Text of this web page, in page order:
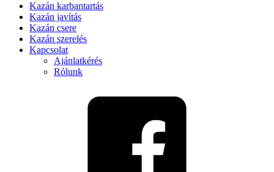
Kazán karbantartás
Kazán javítás
Kazán csere
Kazán szerelés
Kapcsolat
Ajánlatkérés
Rólunk